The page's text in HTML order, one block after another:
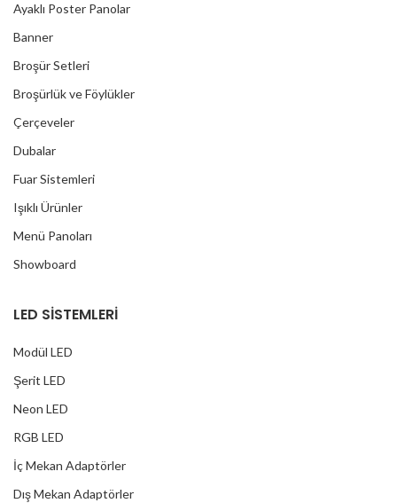
Ayaklı Poster Panolar
Banner
Broşür Setleri
Broşürlük ve Föylükler
Çerçeveler
Dubalar
Fuar Sistemleri
Işıklı Ürünler
Menü Panoları
Showboard
LED SİSTEMLERİ
Modül LED
Şerit LED
Neon LED
RGB LED
İç Mekan Adaptörler
Dış Mekan Adaptörler